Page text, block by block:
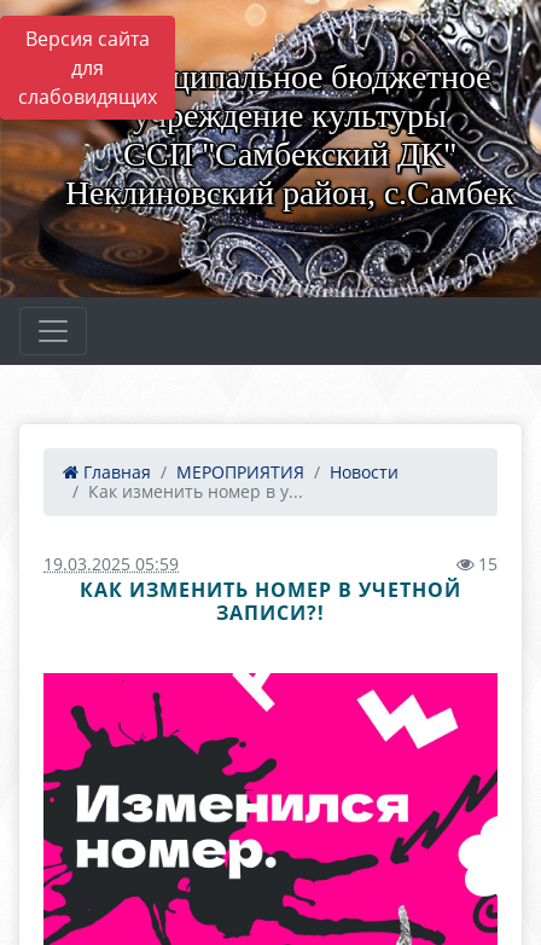
Версия сайта
для
слабовидящих
Муниципальное бюджетное
учреждение культуры
ССП "Самбекский ДК"
Неклиновский район, с.Самбек
Главная МЕРОПРИЯТИЯ
Новости
Как изменить номер в у...
19.03.2025 05:59 15
КАК ИЗМЕНИТЬ НОМЕР В УЧЕТНОЙ
ЗАПИСИ?!